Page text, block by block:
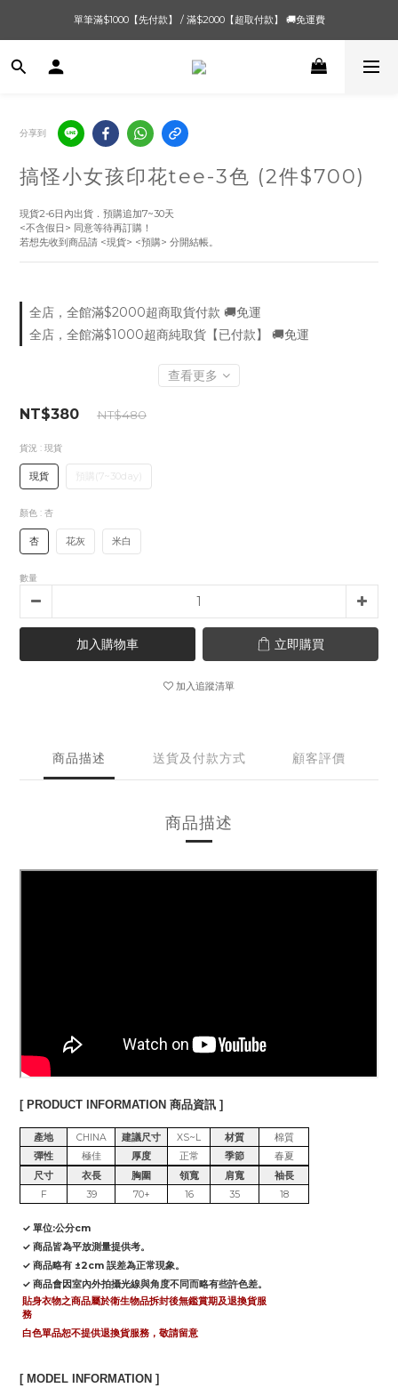
單筆滿$1000【先付款】 / 滿$2000【超取付款】 🚚免運費
單筆滿$1000【先付款】 / 滿$2000【超取付款】 🚚免運費
8/4 夏季最後新品💙20:00 IG直播價 【8/10收單】
分享到
搞怪小女孩印花tee-3色 (2件$700)
現貨2-6日內出貨．預購追加7~30天
<不含假日> 同意等待再訂購！
若想先收到商品請 <現貨> <預購> 分開結帳。
全店，全館滿$2000超商取貨付款 🚚免運
全店，全館滿$1000超商純取貨【已付款】 🚚免運
查看更多
NT$380 NT$480
貨況 : 現貨
現貨 預購(7~30day)
顏色 : 杏
杏 花灰 米白
數量
加入購物車 立即購買
加入追蹤清單
商品描述 送貨及付款方式 顧客評價
商品描述
[ PRODUCT INFORMATION 商品資訊 ]
產地 CHINA 建議尺寸 XS~L 材質
棉質
彈性
極佳 厚度 正常 季節
春夏
尺寸
衣長 胸圍 領寬 肩寬
袖長
F
39 70+ 16 35 18
✓ 單位:公分cm
✓ 商品皆為平放測量提供考。
✓ 商品略有 ±2cm 誤差為正常現象。
✓ 商品會因室內外拍攝光線與角度不同而略有些許色差。
貼身衣物之商品屬於衛生物品拆封後無鑑賞期及退換貨服
務
白色單品恕不提供退換貨服務，敬請留意
[ MODEL INFORMATION ]